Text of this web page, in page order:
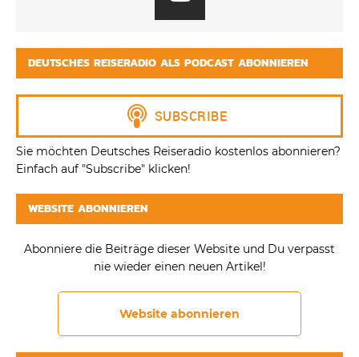
DEUTSCHES REISERADIO ALS PODCAST ABONNIEREN
Sie möchten Deutsches Reiseradio kostenlos abonnieren?
Einfach auf "Subscribe" klicken!
WEBSITE ABONNIEREN
Abonniere die Beiträge dieser Website und Du verpasst
nie wieder einen neuen Artikel!
Website abonnieren